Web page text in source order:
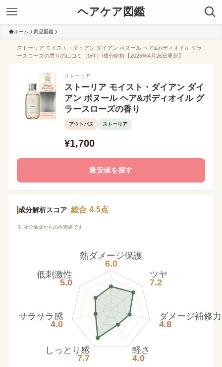
ヘアケア図鑑
ホーム 商品図鑑
ストーリア モイスト・ダイアン ダイアン ボヌール ヘア&ボディオイル グラ
ースローズの香りの口コミ（0件）/成分解析【2026年4月26日更新】
ストーリア
ストーリア モイスト・ダイアン ダイ
アン ボヌール ヘア&ボディオイル グ
ラースローズの香り
アウトバス ストーリア
¥1,700
最安値を探す
成分解析スコア 総合 4.5点
※ 成分構成からの推定値です
熱ダメージ保護
6.0
ツヤ
7.2
ダメージ補修力
4.8
軽さ
4.0
しっとり感
7.7
サラサラ感
4.0
低刺激性
5.0